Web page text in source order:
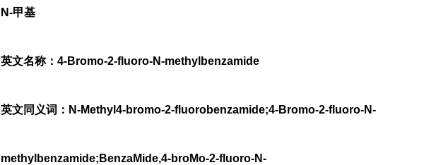
N-甲基
英文名称：4-Bromo-2-fluoro-N-methylbenzamide
英文同义词：N-Methyl4-bromo-2-fluorobenzamide;4-Bromo-2-fluoro-N-
methylbenzamide;BenzaMide,4-broMo-2-fluoro-N-